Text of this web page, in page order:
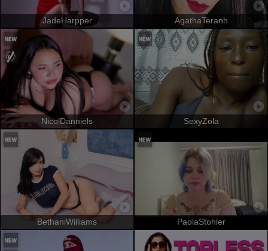
JadeHarpper AgathaTeranh
NicolDanniels SexyZola
BethaniWilliams PaolaStohler